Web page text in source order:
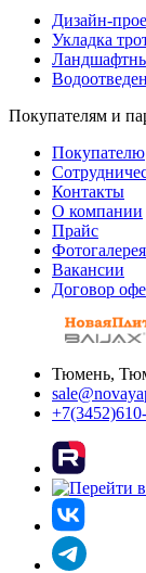
Дизайн-
Укладка
Покупателям и
Покупателю
Контакты
О компании
Прайс
Фотогалерея
Вакансии
Договор
Тюмень,